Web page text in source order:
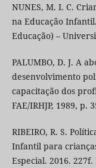
NUNES, M. I. C.
na Educação
Educação) –
PALUMBO, D. J. A
desenvolvimento
capacitação dos
FAE/IRHJP, 1989, p.
RIBEIRO, R. S.
Infantil para
Especial. 2016.